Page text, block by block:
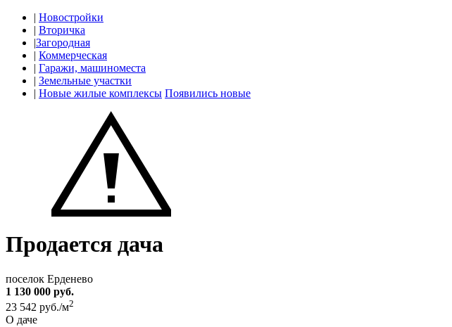
| Новостройки
| Вторичка
|Загородная
| Коммерческая
| Гаражи, машиноместа
| Земельные участки
| Новые жилые комплексы Появились новые
Продается дача
поселок Ерденево
1 130 000 руб.
23 542 руб./м2
О даче